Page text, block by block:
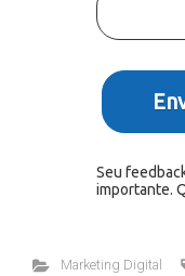
Seu
importante.
Marketing Digital